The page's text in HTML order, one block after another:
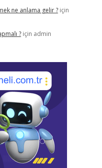
ne anlama gelir ?için
?için admin